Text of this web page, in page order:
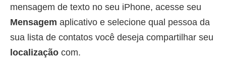
mensagem de texto no seu iPhone, acesse seu
Mensagem aplicativo e selecione qual pessoa da
sua lista de contatos você deseja compartilhar seu
localização com.